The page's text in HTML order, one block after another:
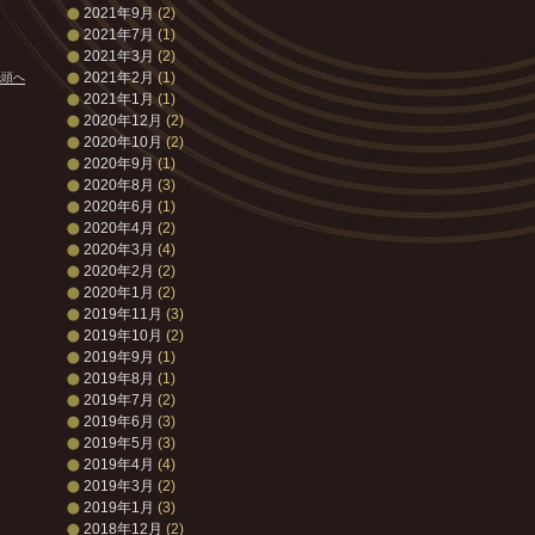
へ
2021年9月 (2)
2021年7月 (1)
2021年3月 (2)
2021年2月 (1)
2021年1月 (1)
2020年12月 (2)
2020年10月 (2)
2020年9月 (1)
2020年8月 (3)
2020年6月 (1)
2020年4月 (2)
2020年3月 (4)
2020年2月 (2)
2020年1月 (2)
2019年11月 (3)
2019年10月 (2)
2019年9月 (1)
2019年8月 (1)
2019年7月 (2)
2019年6月 (3)
2019年5月 (3)
2019年4月 (4)
2019年3月 (2)
2019年1月 (3)
2018年12月 (2)